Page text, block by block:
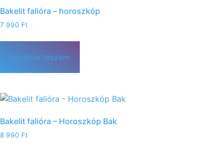
Bakelit falióra – horoszkóp
7 990 Ft
Kosárba teszem
Bakelit falióra – Horoszkóp Bak
8 990 Ft